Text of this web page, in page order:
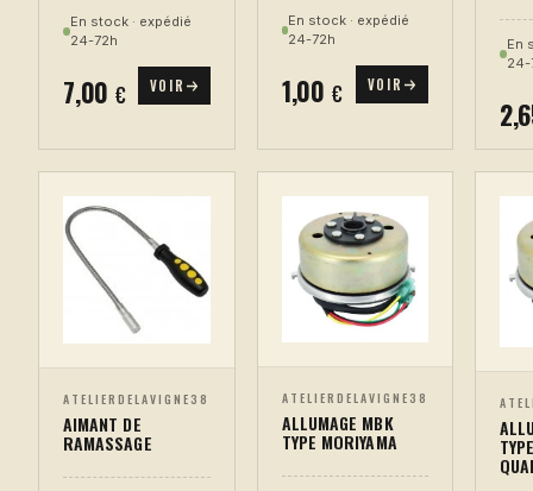
En stock · expédié
24-72h
7,00 € VOIR
En stock · expédié
24-72h
1,00 € VOIR
En
24-
ATELIERDELAVIGNE38
AIMANT DE
RAMASSAGE
ATELIERDELAVIGNE38
ALLUMAGE MBK
TYPE MORIYAMA